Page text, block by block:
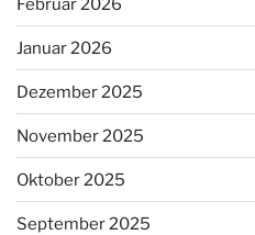
Februar 2026
Januar 2026
Dezember 2025
November 2025
Oktober 2025
September 2025